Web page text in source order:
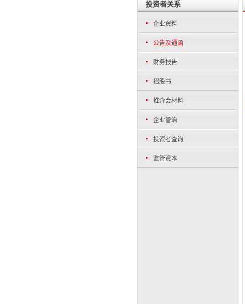
投资者关系
企业资料
公告及通函
财务报告
招股书
推介会材料
企业管治
投资者查询
监管资本